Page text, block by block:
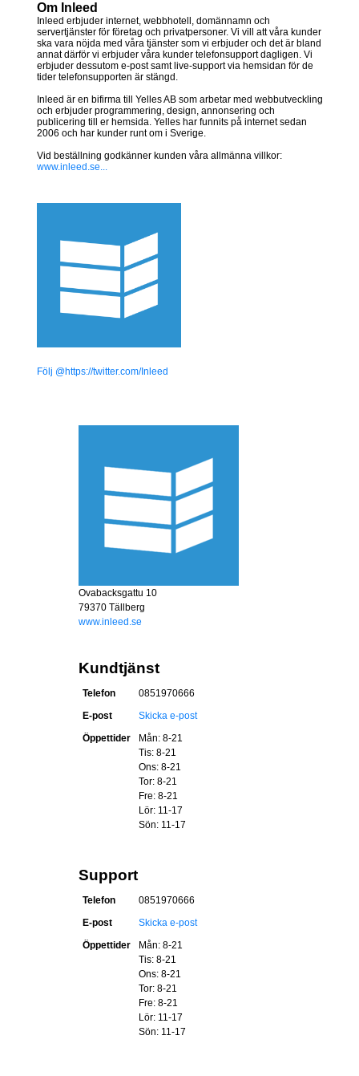
Om Inleed
Inleed erbjuder internet, webbhotell, domännamn och
servertjänster för företag och privatpersoner. Vi vill att våra kunder
ska vara nöjda med våra tjänster som vi erbjuder och det är bland
annat därför vi erbjuder våra kunder telefonsupport dagligen. Vi
erbjuder dessutom e-post samt live-support via hemsidan för de
tider telefonsupporten är stängd.
Inleed är en bifirma till Yelles AB som arbetar med webbutveckling
och erbjuder programmering, design, annonsering och
publicering till er hemsida. Yelles har funnits på internet sedan
2006 och har kunder runt om i Sverige.
Vid beställning godkänner kunden våra allmänna villkor:
www.inleed.se...
Följ @https://twitter.com/Inleed
Ovabacksgattu 10
79370 Tällberg
www.inleed.se
Kundtjänst
Telefon
0851970666
E-post
Skicka e-post
Öppettider
Mån: 8-21
Tis: 8-21
Ons: 8-21
Tor: 8-21
Fre: 8-21
Lör: 11-17
Sön: 11-17
Support
Telefon
0851970666
E-post
Skicka e-post
Öppettider
Mån: 8-21
Tis: 8-21
Ons: 8-21
Tor: 8-21
Fre: 8-21
Lör: 11-17
Sön: 11-17